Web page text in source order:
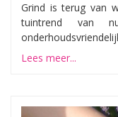
Grind is terug van
tuintrend van
Lees meer...